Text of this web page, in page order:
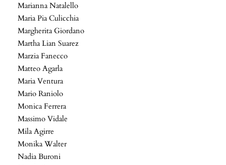
Marianna Natalello
Maria Pia Culicchia
Margherita Giordano
Martha Lian Suarez
Marzia Fanecco
Matteo Agarla
Maria Ventura
Mario Raniolo
Monica Ferrera
Massimo Vidale
Mila Agirre
Monika Walter
Nadia Buroni